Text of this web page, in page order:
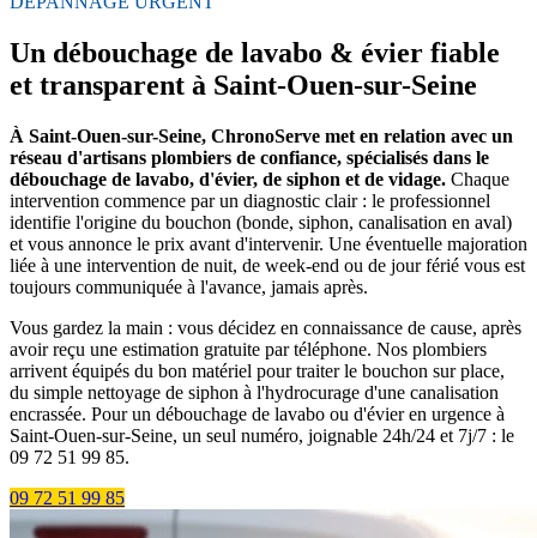
Un débouchage de lavabo & évier fiable
et transparent à Saint-Ouen-sur-Seine
À Saint-Ouen-sur-Seine, ChronoServe met en relation avec un
réseau d'artisans plombiers de confiance, spécialisés dans le
débouchage de lavabo, d'évier, de siphon et de vidage. Chaque
intervention commence par un diagnostic clair : le professionnel
identifie l'origine du bouchon (bonde, siphon, canalisation en aval)
et vous annonce le prix avant d'intervenir. Une éventuelle majoration
liée à une intervention de nuit, de week-end ou de jour férié vous est
toujours communiquée à l'avance, jamais après.
Vous gardez la main : vous décidez en connaissance de cause, après
avoir reçu une estimation gratuite par téléphone. Nos plombiers
arrivent équipés du bon matériel pour traiter le bouchon sur place,
du simple nettoyage de siphon à l'hydrocurage d'une canalisation
encrassée. Pour un débouchage de lavabo ou d'évier en urgence à
Saint-Ouen-sur-Seine, un seul numéro, joignable 24h/24 et 7j/7 : le
09 72 51 99 85.
09 72 51 99 85